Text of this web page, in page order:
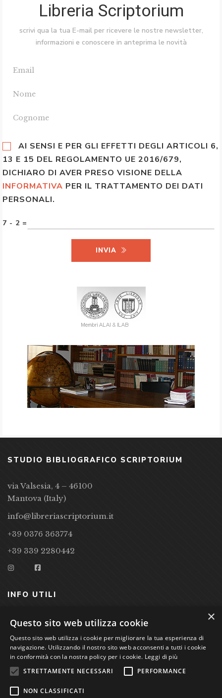
Libreria Scriptorium
scrivi qua la tua E-mail per ricevere le nostre newsletter,
informazioni e conoscere in anteprima le novità
AI SENSI E PER GLI EFFETTI DEGLI ARTICOLI 6,
13 E 15 DEL REGOLAMENTO UE 2016/679,
DICHIARO DI AVER PRESO VISIONE DELLA
INFORMATIVA PER IL TRATTAMENTO DEI DATI
PERSONALI.
7 - 2 =
INVIA
STUDIO BIBLIOGRAFICO SCRIPTORIUM
via Valsesia, 4 – 46100
Mantova (Italy)
info@libreriascriptorium.it
+39 0376 363774
+39 339 2280442
INFO UTILI
CONDIZIONI DI VENDITA
PRIVACY POLICY
COOKIE POLICY
Studio Bibliografico Scriptorium Dott.ssa Sara Bassi VAT
×
Questo sito web utilizza cookie
Questo sito web utilizza i cookie per migliorare la tua esperienza di
navigazione. Utilizzando il nostro sito web acconsenti a tutti i cookie
in conformità con la nostra policy per i cookie. Leggi di più
STRETTAMENTE NECESSARI
PERFORMANCE
NON CLASSIFICATI